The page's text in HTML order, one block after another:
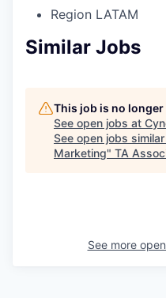
Region LATAM
Similar Jobs
This job is no
See open jobs at
See open jobs
Marketing" TA
See more